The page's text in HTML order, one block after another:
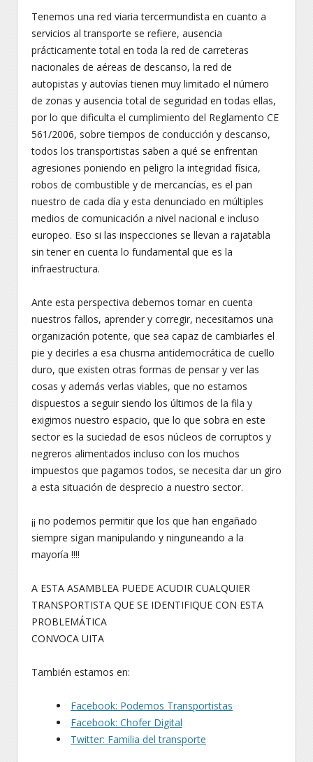
Tenemos una red viaria tercermundista en cuanto a
servicios al transporte se refiere, ausencia
prácticamente total en toda la red de carreteras
nacionales de aéreas de descanso, la red de
autopistas y autovías tienen muy limitado el número
de zonas y ausencia total de seguridad en todas ellas,
por lo que dificulta el cumplimiento del Reglamento CE
561/2006, sobre tiempos de conducción y descanso,
todos los transportistas saben a qué se enfrentan
agresiones poniendo en peligro la integridad física,
robos de combustible y de mercancías, es el pan
nuestro de cada día y esta denunciado en múltiples
medios de comunicación a nivel nacional e incluso
europeo. Eso si las inspecciones se llevan a rajatabla
sin tener en cuenta lo fundamental que es la
infraestructura.
Ante esta perspectiva debemos tomar en cuenta
nuestros fallos, aprender y corregir, necesitamos una
organización potente, que sea capaz de cambiarles el
pie y decirles a esa chusma antidemocrática de cuello
duro, que existen otras formas de pensar y ver las
cosas y además verlas viables, que no estamos
dispuestos a seguir siendo los últimos de la fila y
exigimos nuestro espacio, que lo que sobra en este
sector es la suciedad de esos núcleos de corruptos y
negreros alimentados incluso con los muchos
impuestos que pagamos todos, se necesita dar un giro
a esta situación de desprecio a nuestro sector.
¡¡ no podemos permitir que los que han engañado
siempre sigan manipulando y ninguneando a la
mayoría !!!!
A ESTA ASAMBLEA PUEDE ACUDIR CUALQUIER
TRANSPORTISTA QUE SE IDENTIFIQUE CON ESTA
PROBLEMÁTICA
CONVOCA UITA
También estamos en:
Facebook: Podemos Transportistas
Facebook: Chofer Digital
Twitter: Familia del transporte